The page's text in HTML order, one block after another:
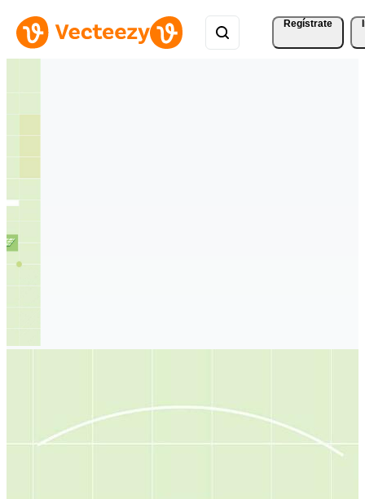
Regístrate